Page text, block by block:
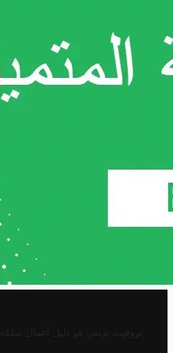
تروفيت تونس هو دليل أعمال